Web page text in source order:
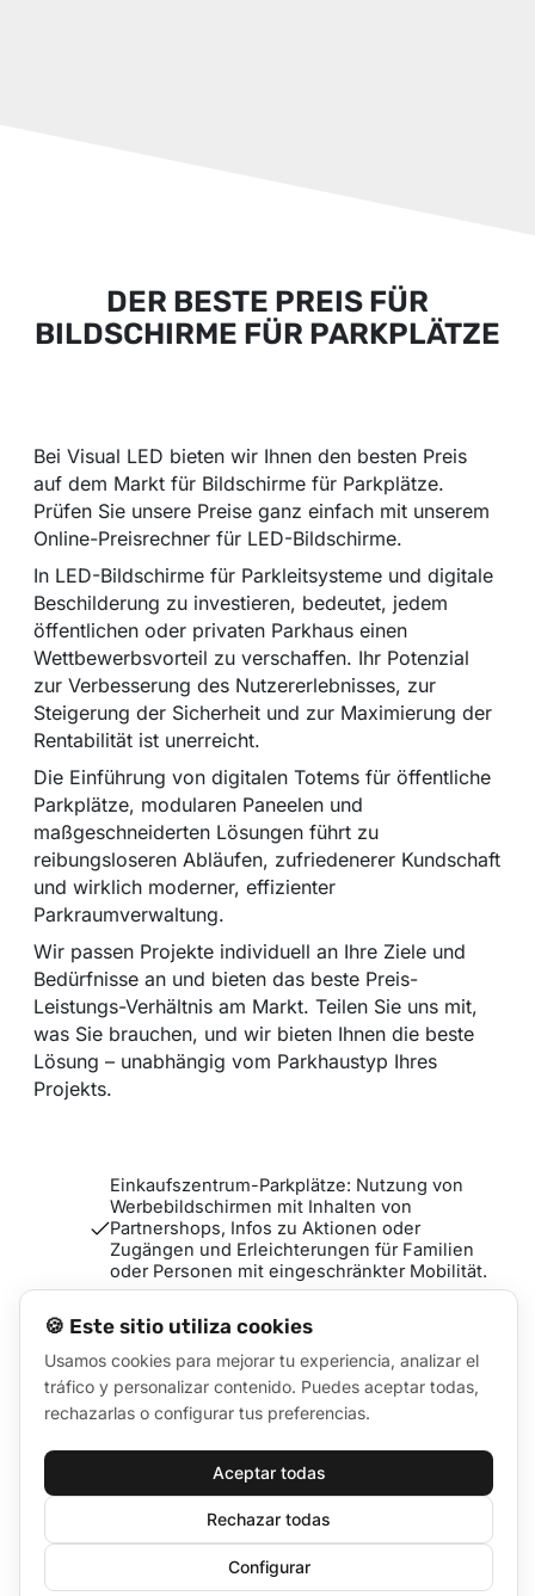
DER BESTE PREIS FÜR
BILDSCHIRME FÜR PARKPLÄTZE
Bei Visual LED bieten wir Ihnen den besten Preis
auf dem Markt für Bildschirme für Parkplätze.
Prüfen Sie unsere Preise ganz einfach mit unserem
Online-Preisrechner für LED-Bildschirme.
In LED-Bildschirme für Parkleitsysteme und digitale
Beschilderung zu investieren, bedeutet, jedem
öffentlichen oder privaten Parkhaus einen
Wettbewerbsvorteil zu verschaffen. Ihr Potenzial
zur Verbesserung des Nutzererlebnisses, zur
Steigerung der Sicherheit und zur Maximierung der
Rentabilität ist unerreicht.
Die Einführung von digitalen Totems für öffentliche
Parkplätze, modularen Paneelen und
maßgeschneiderten Lösungen führt zu
reibungsloseren Abläufen, zufriedenerer Kundschaft
und wirklich moderner, effizienter
Parkraumverwaltung.
Wir passen Projekte individuell an Ihre Ziele und
Bedürfnisse an und bieten das beste Preis-
Leistungs-Verhältnis am Markt. Teilen Sie uns mit,
was Sie brauchen, und wir bieten Ihnen die beste
Lösung – unabhängig vom Parkhaustyp Ihres
Projekts.
Einkaufszentrum-Parkplätze: Nutzung von
Werbebildschirmen mit Inhalten von
Partnershops, Infos zu Aktionen oder
Zugängen und Erleichterungen für Familien
oder Personen mit eingeschränkter Mobilität.
Anzeige von Verfügbarkeit und zur
Orientierung zwischen verschiedenen
Einrichtungen eines Netzwerks.
Büro- und Krankenhausparkplätze: Mitteilung
(behindertengerecht oder elektrisch) sowie
automatisierte Begrüßungs- oder
Abschiedsnachrichten.
Parkplätze an Flughäfen und Bahnhöfen:
Synchronisierte Echtzeit-Informationen zu
Belegung, Wartezeiten und Routen.
🍪 Este sitio utiliza cookies
Usamos cookies para mejorar tu experiencia, analizar el
tráfico y personalizar contenido. Puedes aceptar todas,
rechazarlas o configurar tus preferencias.
Aceptar todas
Rechazar todas
Configurar